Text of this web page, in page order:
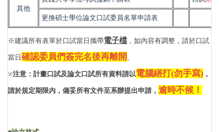
其他
更換碩士學位論文口試委員名單申請表
※建議所有表單於口試當日攜帶電子檔 ，如內容有調整，請於口試
當日 確認委員們簽完名後再離開 。
※注意：計畫口試及論文口試所有資料請以電腦繕打(勿手寫) ，
請於規定期限內，備妥所有文件至系辦提出申請， 逾時不候！